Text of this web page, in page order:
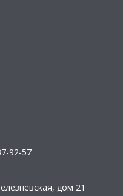
92-57
дом 21